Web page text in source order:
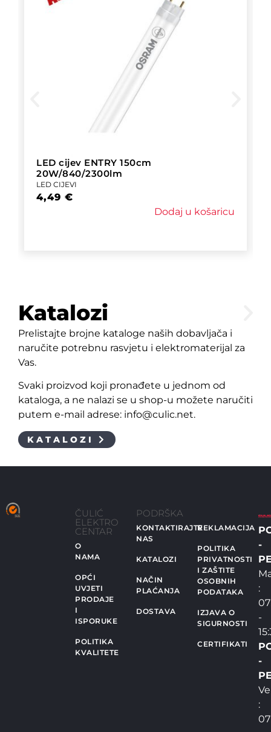
LED cijev ENTRY 150cm
20W/840/2300lm
LED CIJEVI
4,49 €
Dodaj u košaricu
Katalozi
Prelistajte brojne kataloge naših dobavljača i
naručite potrebnu rasvjetu i elektromaterijal za
Vas.
Svaki proizvod koji pronađete u jednom od
kataloga, a ne nalazi se u shop-u možete naručiti
putem e-mail adrese: info@culic.net.
KATALOZI
ČULIĆ
ELEKTRO
CENTAR
O
NAMA
OPĆI
UVJETI
PRODAJE
I
ISPORUKE
POLITIKA
KVALITETE
PODRŠKA
KONTAKTIRAJTE
NAS
KATALOZI
NAČIN
PLAĆANJA
DOSTAVA
REKLAMACIJA
POLITIKA
PRIVATNOSTI
I ZAŠTITE
OSOBNIH
PODATAKA
IZJAVA O
SIGURNOSTI
CERTIFIKATI
-
:
-
-
: